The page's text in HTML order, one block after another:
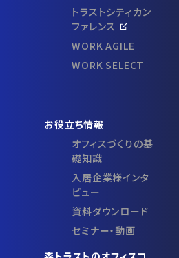
トラストシティカン
ファレンス
WORK AGILE
WORK SELECT
お役立ち情報
オフィスづくりの基
礎知識
入居企業様インタ
ビュー
資料ダウンロード
セミナー・動画